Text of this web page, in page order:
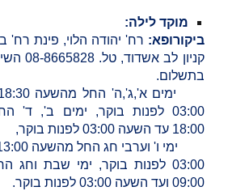
מוקד לילה:
ביקורופא:
קניון לב
בתשלום.
03:00 לפנות בוקר, ימים ב',
18:00 עד השעה 03:00 לפנות בוקר,
03:00 לפנות בוקר, ימי שבת
09:00 ועד השעה 03:00 לפנות בוקר.